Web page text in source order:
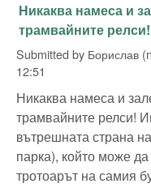
Никаква намеса и
трамвайните релси!
Submitted by Борислав
12:51
Никаква намеса и
трамвайните релси!
вътрешната страна
парка), който може
тротоарът на самия